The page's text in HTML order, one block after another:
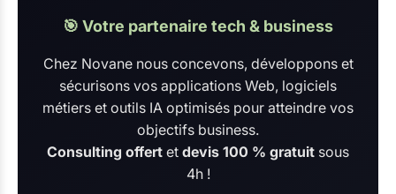
🎯 Votre partenaire tech & business
Chez Novane nous concevons, développons et
sécurisons vos applications Web, logiciels
métiers et outils IA optimisés pour atteindre vos
objectifs business.
Consulting offert et devis 100 % gratuit sous
4h !